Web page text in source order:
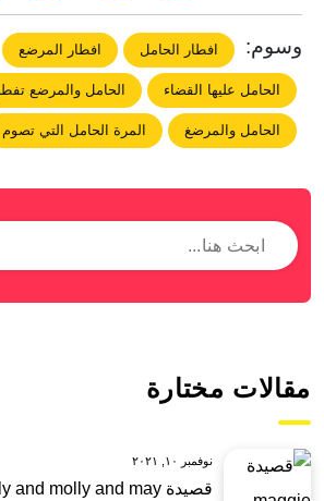
وسوم: افطار الحامل افطار المرضع
الحامل عليها القضاء الحامل والمرضع
الحامل والمرضغ المرة الحامل التي تصوم
مقالات مختارة
نوفمبر ١٠, ٢٠٢١
قصيدة maggie and milly and molly and may